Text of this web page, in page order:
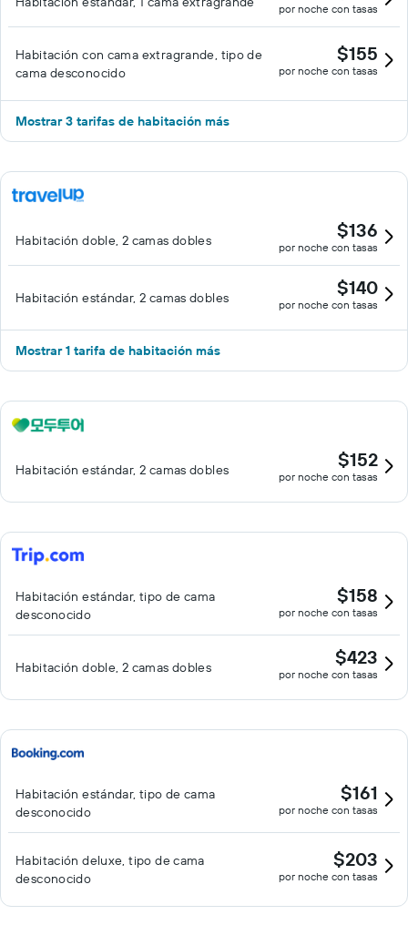
por noche con tasas
Habitación con cama extragrande, tipo de
cama desconocido
$155
por noche con tasas
Mostrar 3 tarifas de habitación más
Habitación doble, 2 camas dobles $136
por noche con tasas
Habitación estándar, 2 camas dobles $140
por noche con tasas
Mostrar 1 tarifa de habitación más
Habitación estándar, 2 camas dobles $152
por noche con tasas
Habitación estándar, tipo de cama
desconocido
$158
por noche con tasas
Habitación doble, 2 camas dobles $423
por noche con tasas
Habitación estándar, tipo de cama
desconocido
$161
por noche con tasas
Habitación deluxe, tipo de cama
desconocido
$203
por noche con tasas